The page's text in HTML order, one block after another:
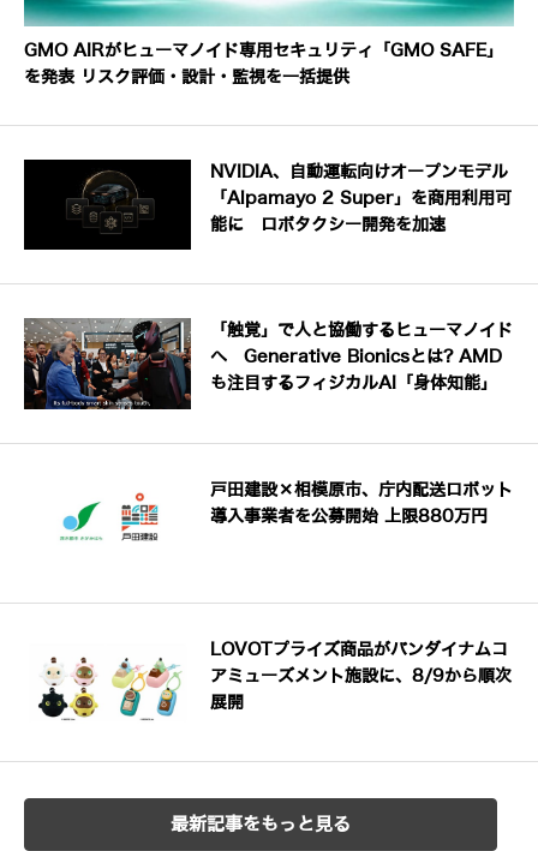
GMO AIRがヒューマノイド専用セキュリティ「GMO SAFE」
を発表 リスク評価・設計・監視を一括提供
NVIDIA、自動運転向けオープンモデル
「Alpamayo 2 Super」を商用利用可
能に ロボタクシー開発を加速
「触覚」で人と協働するヒューマノイド
へ Generative Bionicsとは? AMD
も注目するフィジカルAI「身体知能」
戸田建設×相模原市、庁内配送ロボット
導入事業者を公募開始 上限880万円
LOVOTプライズ商品がバンダイナムコ
アミューズメント施設に、8/9から順次
展開
最新記事をもっと見る